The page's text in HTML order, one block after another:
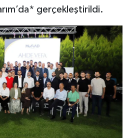
gerçekleştirildi.